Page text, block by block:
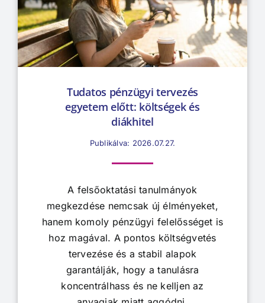
Tudatos pénzügyi tervezés
egyetem előtt: költségek és
diákhitel
Publikálva: 2026.07.27.
A felsőoktatási tanulmányok
megkezdése nemcsak új élményeket,
hanem komoly pénzügyi felelősséget is
hoz magával. A pontos költségvetés
tervezése és a stabil alapok
garantálják, hogy a tanulásra
koncentrálhass és ne kelljen az